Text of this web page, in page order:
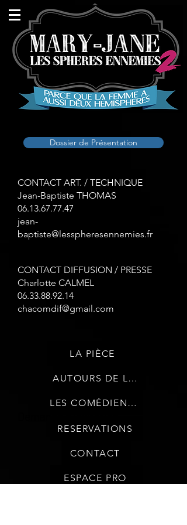
Dossier de Présentation
CONTACT ART. / TECHNIQUE
Jean-Baptiste THOMAS
06.13.67.77.47
jean-
baptiste@lesspheresennemies.fr
CONTACT DIFFUSION / PRESSE
Charlotte CALMEL
06.33.88.92.14
chacomdif@gmail.com
LA PIÈCE
AUTOURS DE LA PIÈCE
RESERVATIONS
LES COMÉDIENNES
CONTACT
ESPACE PRO